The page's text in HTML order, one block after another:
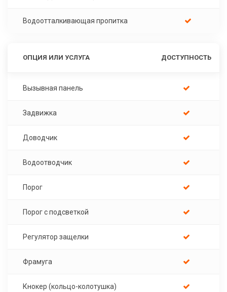
Водоотталкивающая пропитка
ОПЦИЯ ИЛИ УСЛУГА ДОСТУПНОСТЬ
Вызывная панель
Задвижка
Доводчик
Водоотводчик
Порог
Порог с подсветкой
Регулятор защелки
Фрамуга
Кнокер (кольцо-колотушка)